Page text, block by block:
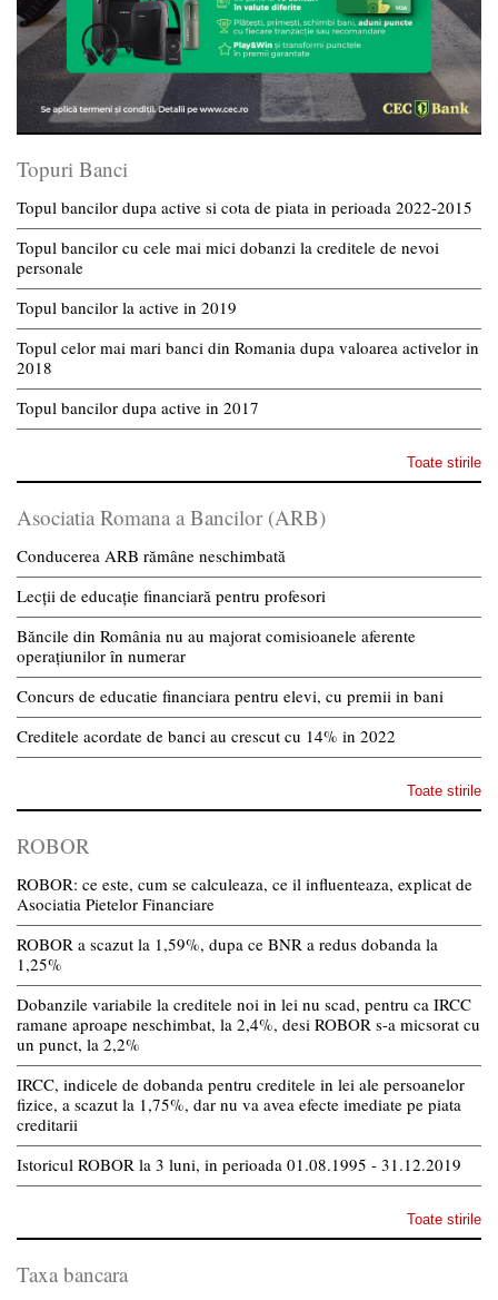
Topuri Banci
Topul bancilor dupa active si cota de piata in perioada 2022-2015
Topul bancilor cu cele mai mici dobanzi la creditele de nevoi
personale
Topul bancilor la active in 2019
Topul celor mai mari banci din Romania dupa valoarea activelor in
2018
Topul bancilor dupa active in 2017
Toate stirile
Asociatia Romana a Bancilor (ARB)
Conducerea ARB rămâne neschimbată
Lecții de educație financiară pentru profesori
Băncile din România nu au majorat comisioanele aferente
operațiunilor în numerar
Concurs de educatie financiara pentru elevi, cu premii in bani
Creditele acordate de banci au crescut cu 14% in 2022
Toate stirile
ROBOR
ROBOR: ce este, cum se calculeaza, ce il influenteaza, explicat de
Asociatia Pietelor Financiare
ROBOR a scazut la 1,59%, dupa ce BNR a redus dobanda la
1,25%
Dobanzile variabile la creditele noi in lei nu scad, pentru ca IRCC
ramane aproape neschimbat, la 2,4%, desi ROBOR s-a micsorat cu
un punct, la 2,2%
IRCC, indicele de dobanda pentru creditele in lei ale persoanelor
fizice, a scazut la 1,75%, dar nu va avea efecte imediate pe piata
creditarii
Istoricul ROBOR la 3 luni, in perioada 01.08.1995 - 31.12.2019
Toate stirile
Taxa bancara